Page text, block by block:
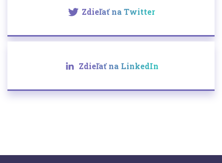
Zdieľať na Twitter
Zdieľať na LinkedIn